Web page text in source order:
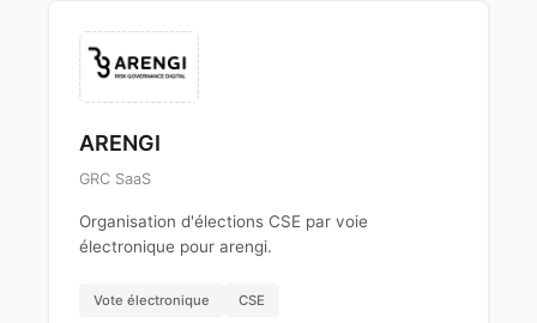
ARENGI
GRC SaaS
Organisation d'élections CSE par voie
électronique pour arengi.
Vote électronique CSE